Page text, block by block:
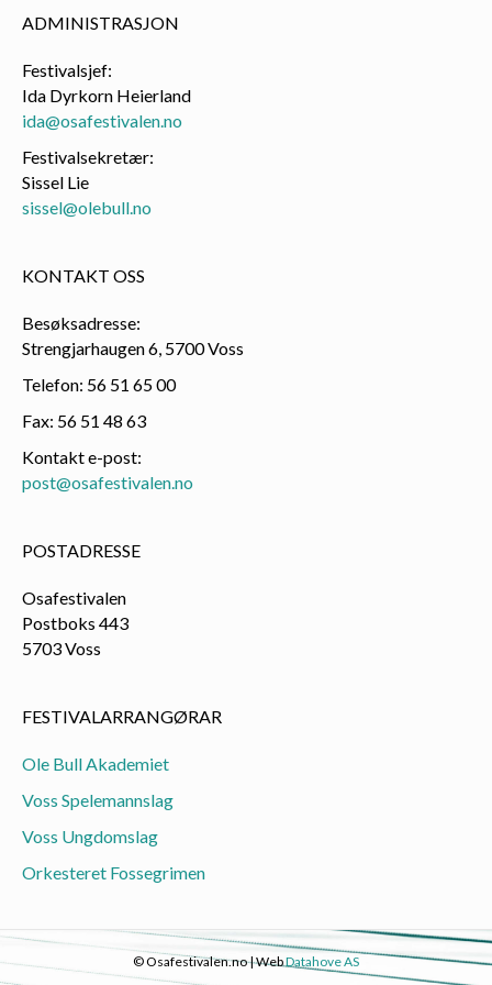
ADMINISTRASJON
Festivalsjef:
Ida Dyrkorn Heierland
ida@osafestivalen.no
Festivalsekretær:
Sissel Lie
sissel@olebull.no
KONTAKT OSS
Besøksadresse:
Strengjarhaugen 6, 5700 Voss
Telefon: 56 51 65 00
Fax: 56 51 48 63
Kontakt e-post:
post@osafestivalen.no
POSTADRESSE
Osafestivalen
Postboks 443
5703 Voss
FESTIVALARRANGØRAR
Ole Bull Akademiet
Voss Spelemannslag
Voss Ungdomslag
Orkesteret Fossegrimen
© Osafestivalen.no | WebDatahove AS